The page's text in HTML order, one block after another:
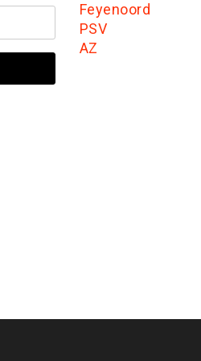
Feyenoord
PSV
AZ